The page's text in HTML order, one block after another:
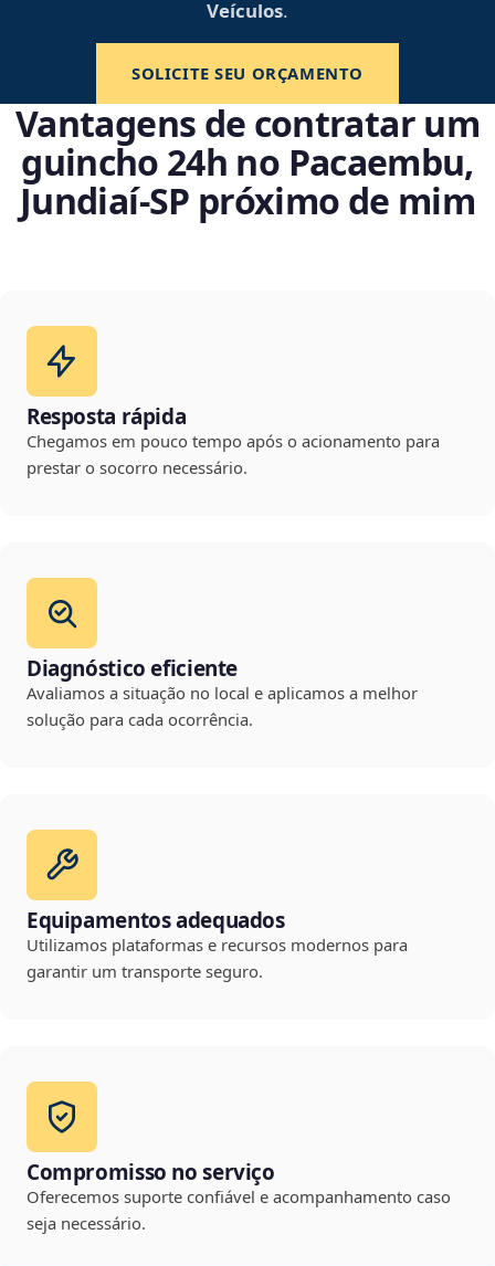
Veículos.
SOLICITE SEU ORÇAMENTO
Vantagens de contratar um
guincho 24h no Pacaembu,
Jundiaí‑SP próximo de mim
Resposta rápida
Chegamos em pouco tempo após o acionamento para
prestar o socorro necessário.
Diagnóstico eficiente
Avaliamos a situação no local e aplicamos a melhor
solução para cada ocorrência.
Equipamentos adequados
Utilizamos plataformas e recursos modernos para
garantir um transporte seguro.
Compromisso no serviço
Oferecemos suporte confiável e acompanhamento caso
seja necessário.